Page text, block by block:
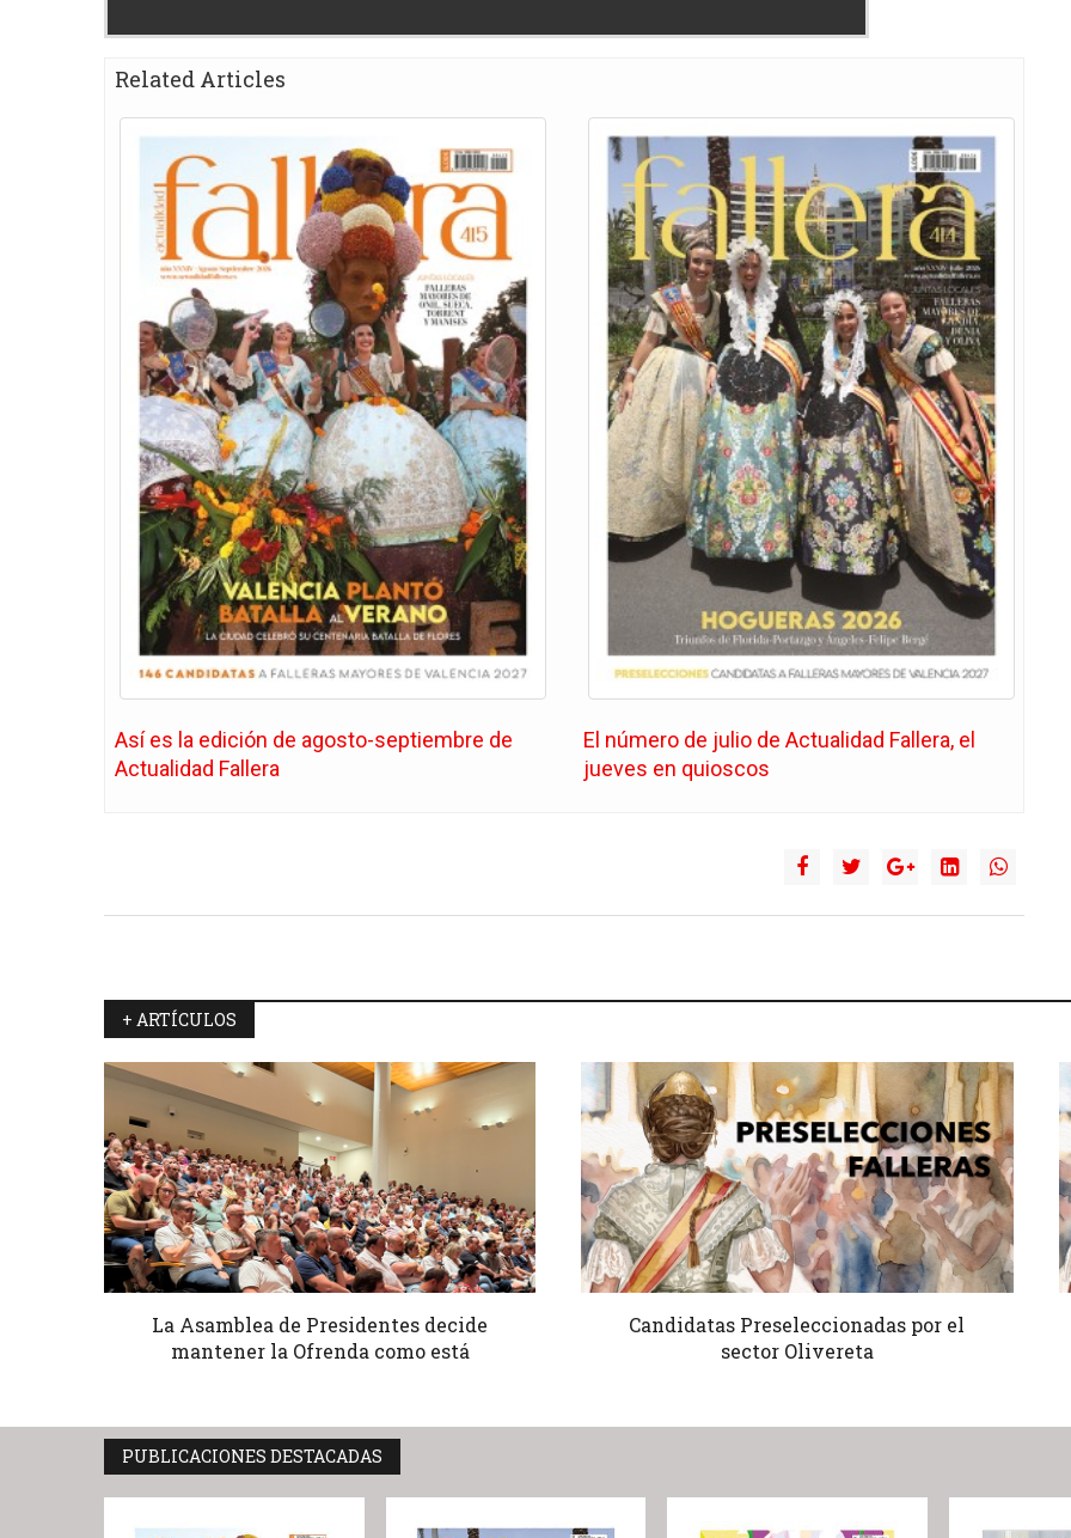
Related Articles
Así es la edición de agosto-septiembre de
Actualidad Fallera
El número de julio de Actualidad Fallera, el
jueves en quioscos
+ ARTÍCULOS
La Asamblea de Presidentes decide
mantener la Ofrenda como está
Candidatas Preseleccionadas por el
sector Olivereta
PUBLICACIONES DESTACADAS